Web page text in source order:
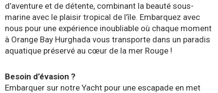
d’aventure et de détente, combinant la beauté sous-
marine avec le plaisir tropical de l’île. Embarquez avec
nous pour une expérience inoubliable où chaque moment
à Orange Bay Hurghada vous transporte dans un paradis
aquatique préservé au cœur de la mer Rouge !
Besoin d’évasion ?
Embarquer sur notre Yacht pour une escapade en met